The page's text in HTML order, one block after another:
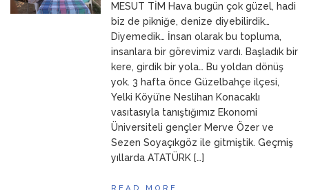
MESUT TİM Hava bugün çok güzel, hadi
biz de pikniğe, denize diyebilirdik…
Diyemedik… İnsan olarak bu topluma,
insanlara bir görevimiz vardı. Başladık bir
kere, girdik bir yola… Bu yoldan dönüş
yok. 3 hafta önce Güzelbahçe ilçesi,
Yelki Köyü’ne Neslihan Konacaklı
vasıtasıyla tanıştığımız Ekonomi
Üniversiteli gençler Merve Özer ve
Sezen Soyaçıkgöz ile gitmiştik. Geçmiş
yıllarda ATATÜRK […]
READ MORE